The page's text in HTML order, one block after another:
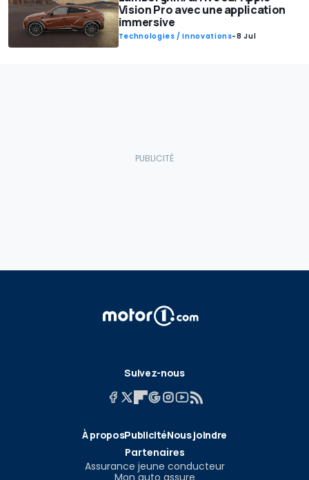
Vision Pro avec une application
immersive
Technologies / Innovations-8 Jul
Suivez-nous
À proposPublicitéNous joindre
Partenaires
Assurance jeune conducteur